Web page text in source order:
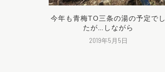
今年も青梅TO三条の湯の予定でし
たが…しながら
2019年5月5日